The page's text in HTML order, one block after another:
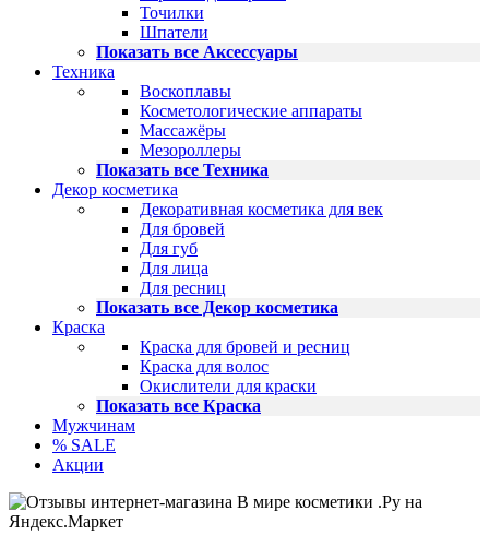
Точилки
Шпатели
Показать все Аксессуары
Техника
Воскоплавы
Косметологические аппараты
Массажёры
Мезороллеры
Показать все Техника
Декор косметика
Декоративная косметика для век
Для бровей
Для губ
Для лица
Для ресниц
Показать все Декор косметика
Краска
Краска для бровей и ресниц
Краска для волос
Окислители для краски
Показать все Краска
Мужчинам
% SALE
Акции